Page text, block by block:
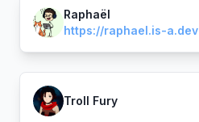
Raphaël
https://raphael.is-a.dev
Troll Fury